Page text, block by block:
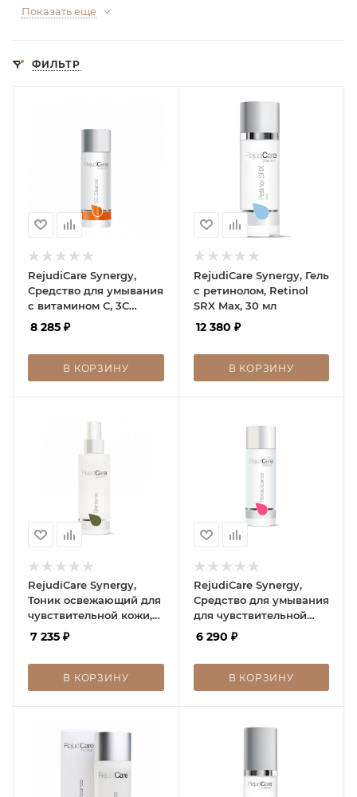
Показать еще
ФИЛЬТР
RejudiCare Synergy,
Средство для умывания
с витамином С, 3C
Cleanse, 150 мл
8 285 ₽
В КОРЗИНУ
RejudiCare Synergy, Гель
с ретинолом, Retinol
SRX Max, 30 мл
12 380 ₽
В КОРЗИНУ
RejudiCare Synergy,
Тоник освежающий для
чувствительной кожи,
Skintonic, 150 мл
7 235 ₽
В КОРЗИНУ
RejudiCare Synergy,
Средство для умывания
для чувствительной
кожи, Hexacleanse, 150
6 290 ₽
В КОРЗИНУ